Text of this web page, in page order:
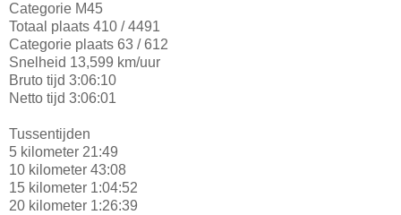
Categorie M45
Totaal plaats 410 / 4491
Categorie plaats 63 / 612
Snelheid 13,599 km/uur
Bruto tijd 3:06:10
Netto tijd 3:06:01
Tussentijden
5 kilometer 21:49
10 kilometer 43:08
15 kilometer 1:04:52
20 kilometer 1:26:39